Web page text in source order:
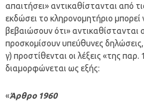
απαιτήσει» αντικαθίστανται από
εκδώσει το κληρονομητήριο μπορεί
βεβαιώσουν ότι» αντικαθίστανται
προσκομίσουν υπεύθυνες δηλώσεις,
γ) προστίθενται οι λέξεις «της
διαμορφώνεται ως εξής:
«Άρθρο 1960